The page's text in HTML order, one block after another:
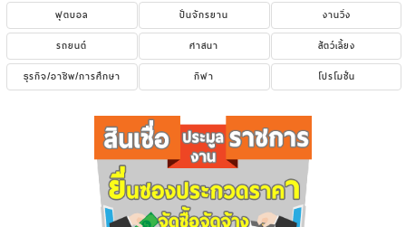
ฟุตบอล
ปั่นจักรยาน
งานวิ่ง
รถยนต์
ศาสนา
สัตว์เลี้ยง
ธุรกิจ/อาชีพ/การศึกษา
กีฬา โปรโมชั่น